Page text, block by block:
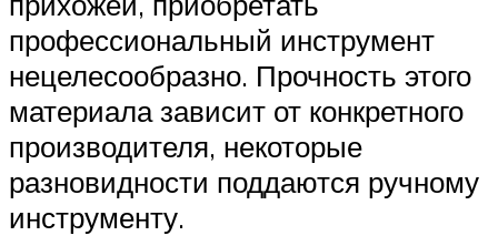
профессиональный инструмент
нецелесообразно. Прочность этого
материала зависит от конкретного
производителя, некоторые
разновидности поддаются ручному
инструменту.